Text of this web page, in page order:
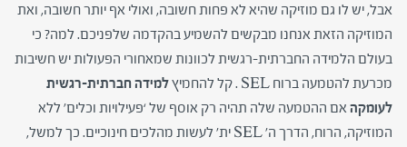
אבל, יש לו גם מוזיקה שהיא לא פחות חשובה, ואולי אף יותר חשובה, ואת
המוזיקה הזאת אנחנו מבקשים להשמיע בהקדמה שלפניכם. למה? כי
בעולם הלמידה החברתית-רגשית לכוונות שמאחורי הפעולות יש חשיבות
מכרעת להטמעה ברוח SEL . קל להחמיץ
למידהחברתית-רגשית
לעומקהאם ההטמעה שלה תהיה רק אוסף של ‘פעילויות וכלים’ ללא
המוזיקה, הרוח, הדרך ה’ SEL ית’ לעשות מהלכים חינוכיים. כך למשל,